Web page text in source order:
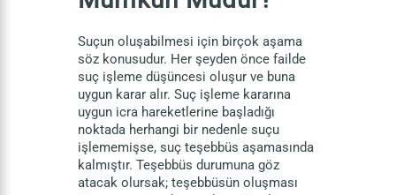
Suçun oluşabilmesi için birçok aşama
söz konusudur. Her şeyden önce failde
suç işleme düşüncesi oluşur ve buna
uygun karar alır. Suç işleme kararına
uygun icra hareketlerine başladığı
noktada herhangi bir nedenle suçu
işlememişse, suç teşebbüs aşamasında
kalmıştır. Teşebbüs durumuna göz
atacak olursak; teşebbüsün oluşması